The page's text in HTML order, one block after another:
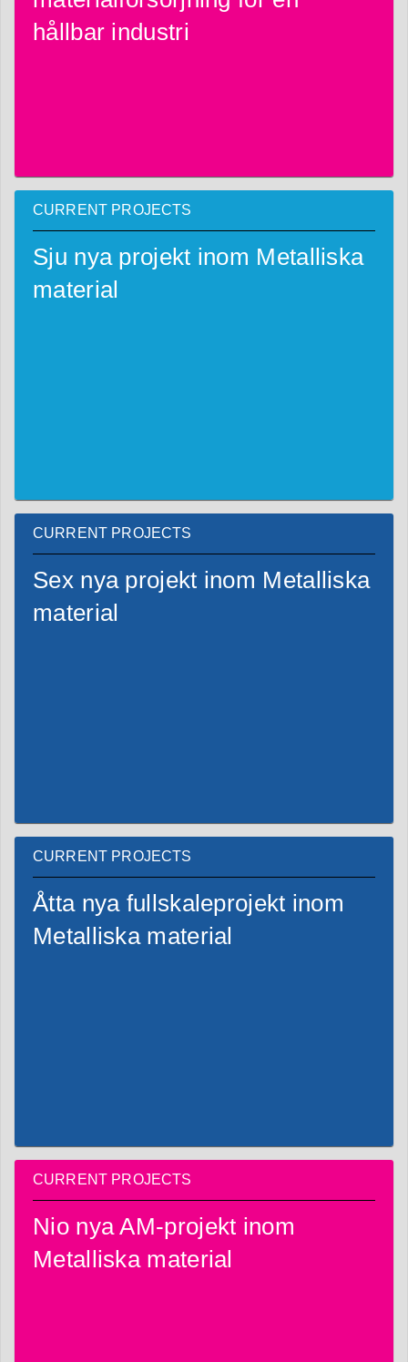
hållbar industri
CURRENT PROJECTS
Sju nya projekt inom Metalliska
material
CURRENT PROJECTS
Sex nya projekt inom Metalliska
material
CURRENT PROJECTS
Åtta nya fullskaleprojekt inom
Metalliska material
CURRENT PROJECTS
Nio nya AM-projekt inom
Metalliska material